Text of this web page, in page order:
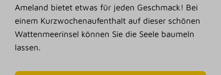
Ameland bietet etwas für jeden Geschmack! Bei
einem Kurzwochenaufenthalt auf dieser schönen
Wattenmeerinsel können Sie die Seele baumeln
lassen.